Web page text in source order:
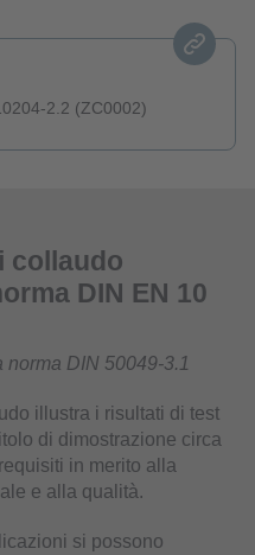
2.2 (ZC0002)
collaudo
DIN EN 10
norma DIN 50049-3.1
illustra i risultati di test
di dimostrazione circa
in merito alla
e alla qualità.
si possono